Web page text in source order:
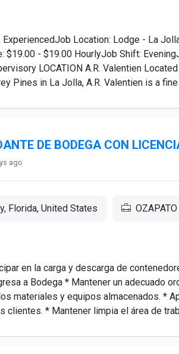
Location: Lodge - La
$19.00 - $19.00 HourlyJob Shift:
LOCATION A.R. Valentien
Pines in La Jolla, A.R. Valentien is a
DE BODEGA CON
ago
Florida, United States OZAPATO
en la carga y descarga de
a Bodega * Mantener un adecuado
materiales y equipos almacenados. *
clientes. * Mantener limpia el área de